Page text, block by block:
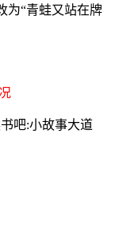
为“青蛙又站在牌
吧:小故事大道